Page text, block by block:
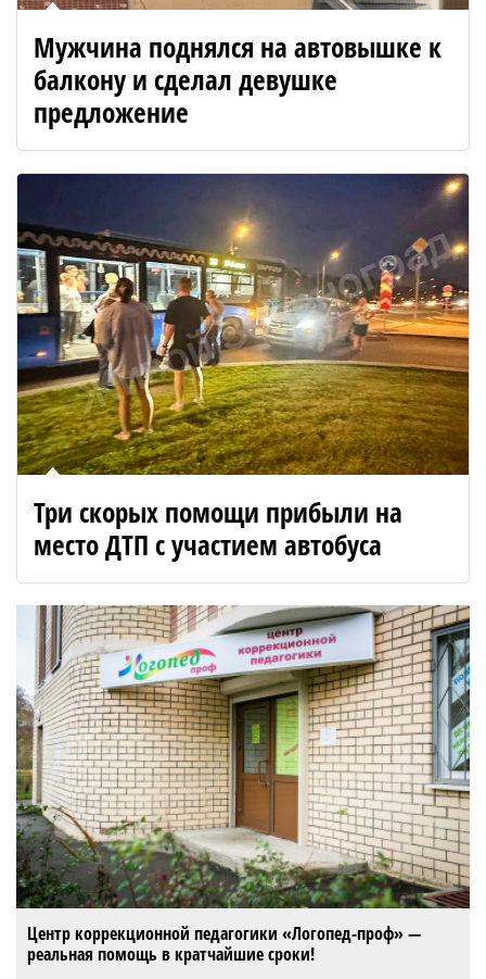
Мужчина поднялся на автовышке к
балкону и сделал девушке
предложение
Три скорых помощи прибыли на
место ДТП с участием автобуса
Центр коррекционной педагогики «Логопед-проф» —
реальная помощь в кратчайшие сроки!